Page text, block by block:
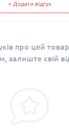
+ Додати відгук
про цей
залиште свій